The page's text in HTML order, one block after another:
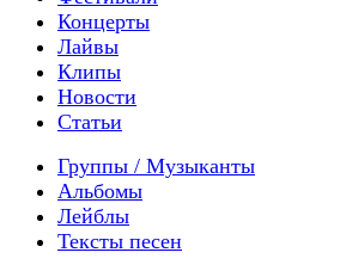
Концерты
Лайвы
Клипы
Новости
Статьи
Группы / Музыканты
Альбомы
Лейблы
Тексты песен